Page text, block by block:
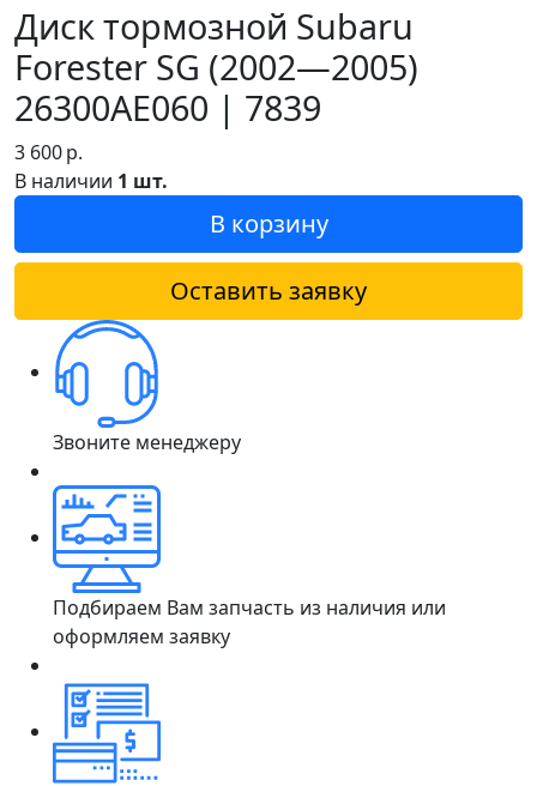
Диск тормозной Subaru
Forester SG (2002—2005)
26300AE060 | 7839
3 600р.
В наличии 1 шт.
В корзину
Оставить заявку
Звоните менеджеру
Подбираем Вам запчасть из наличия или
оформляем заявку